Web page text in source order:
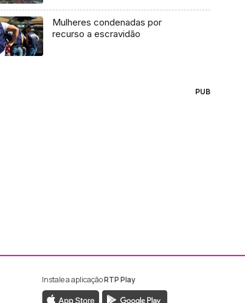
Mulheres condenadas por
recurso a escravidão
PUB
da RTP Madeira
da RTP Madeira
Instale a aplicaçãoRTP Play